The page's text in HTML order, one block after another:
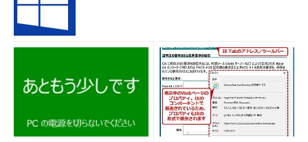
コンポーネントごとのサブスコアが表示される。
WEI Viewerツールでインデックス値を表示する
Windows 7の［システム］プロパティ画面のように、より分か
りやすい表示で「Windowsエクスペリエンスインデックス」を見
たい場合は、WEBMARKS.INFOが提供している「WEI Viewer」
というWebサービスを利用するとよい。